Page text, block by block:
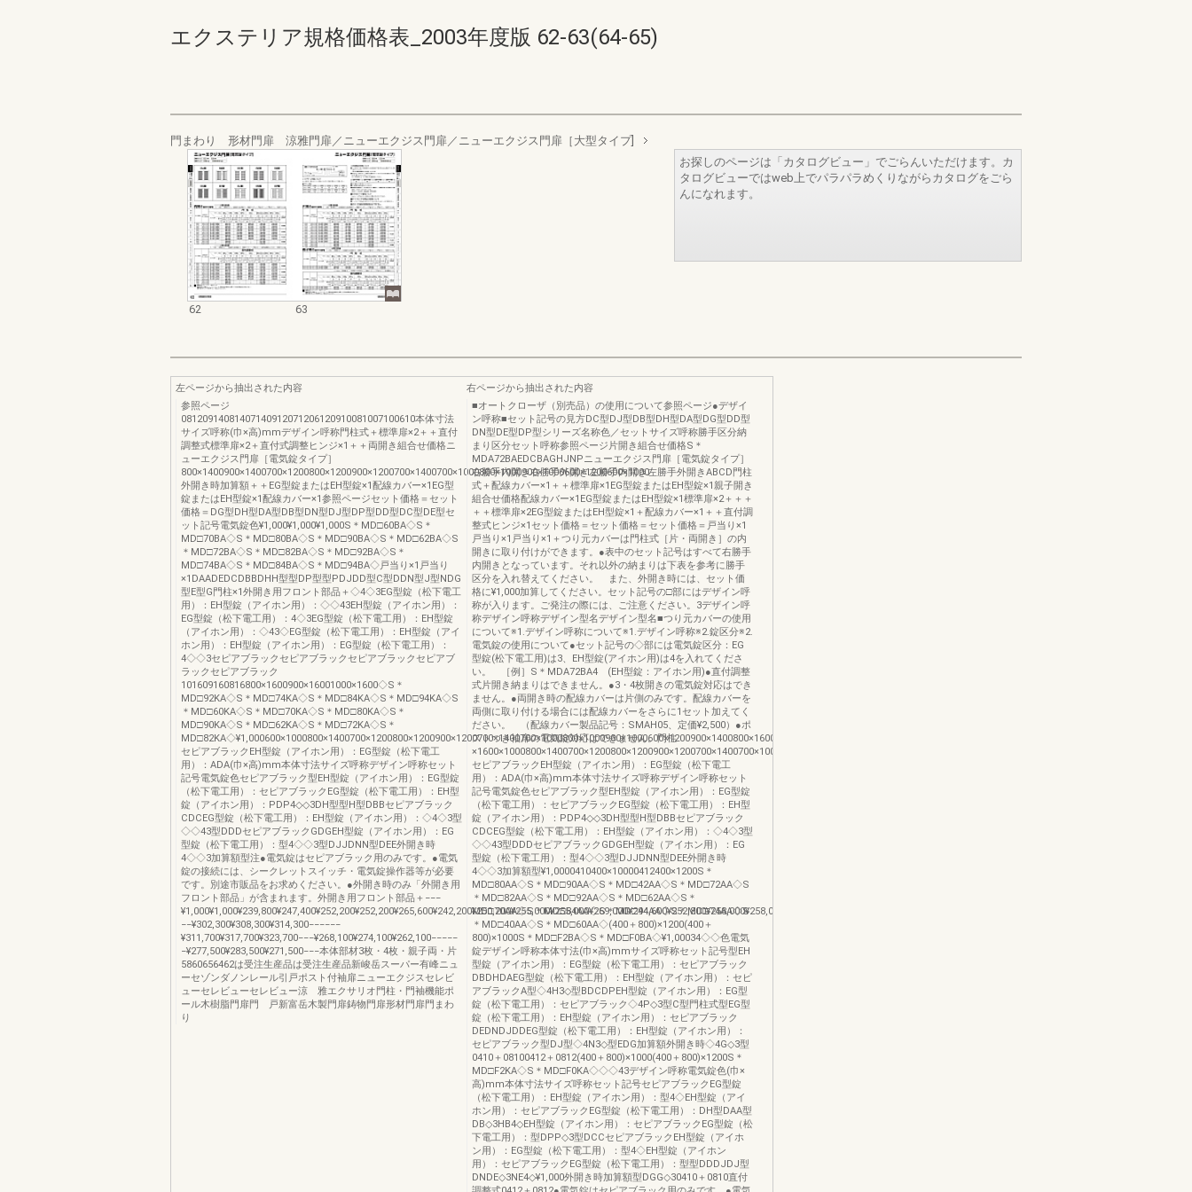
エクステリア規格価格表_2003年度版 62-63(64-65)
門まわり 形材門扉 涼雅門扉／ニューエクジス門扉／ニューエクジス門扉［大型タイプ]
62 63
お探しのページは「カタログビュー」でごらんいただけます。カ
タログビューではweb上でパラパラめくりながらカタログをごら
んになれます。
左ページから抽出された内容
参照ページ
08120914081407140912071206120910081007100610本体寸法
サイズ呼称(巾×高)mmデザイン呼称門柱式＋標準扉×2＋＋直付
調整式標準扉×2＋直付式調整ヒンジ×1＋＋両開き組合せ価格ニ
ューエクジス門扉［電気錠タイプ］
800×1400900×1400700×1200800×1200900×1200700×1400700×1000800×1000900×1000600×1200600×1000
外開き時加算額＋＋EG型錠またはEH型錠×1配線カバー×1EG型
錠またはEH型錠×1配線カバー×1参照ページセット価格＝セット
価格＝DG型DH型DA型DB型DN型DJ型DP型DD型DC型DE型セ
ット記号電気錠色¥1,000¥1,000¥1,000S＊MD□60BA◇S＊
MD□70BA◇S＊MD□80BA◇S＊MD□90BA◇S＊MD□62BA◇S
＊MD□72BA◇S＊MD□82BA◇S＊MD□92BA◇S＊
MD□74BA◇S＊MD□84BA◇S＊MD□94BA◇戸当り×1戸当り
×1DAADEDCDBBDHH型型DP型型PDJDD型C型DDN型J型NDG
型E型G門柱×1外開き用フロント部品＋◇4◇3EG型錠（松下電工
用）：EH型錠（アイホン用）：◇◇43EH型錠（アイホン用）：
EG型錠（松下電工用）：4◇3EG型錠（松下電工用）：EH型錠
（アイホン用）：◇43◇EG型錠（松下電工用）：EH型錠（アイ
ホン用）：EH型錠（アイホン用）：EG型錠（松下電工用）：
4◇◇3セピアブラックセピアブラックセピアブラックセピアブ
ラックセピアブラック
101609160816800×1600900×16001000×1600◇S＊
MD□92KA◇S＊MD□74KA◇S＊MD□84KA◇S＊MD□94KA◇S
＊MD□60KA◇S＊MD□70KA◇S＊MD□80KA◇S＊
MD□90KA◇S＊MD□62KA◇S＊MD□72KA◇S＊
セピアブラックEH型錠（アイホン用）：EG型錠（松下電工
用）：ADA(巾×高)mm本体寸法サイズ呼称デザイン呼称セット
記号電気錠色セピアブラック型EH型錠（アイホン用）：EG型錠
（松下電工用）：セピアブラックEG型錠（松下電工用）：EH型
錠（アイホン用）：PDP4◇◇3DH型型H型DBBセピアブラック
CDCEG型錠（松下電工用）：EH型錠（アイホン用）：◇4◇3型
◇◇43型DDDセピアブラックGDGEH型錠（アイホン用）：EG
型錠（松下電工用）：型4◇◇3型DJJDNN型DEE外開き時
4◇◇3加算額型注●電気錠はセピアブラック用のみです。●電気
錠の接続には、シークレットスイッチ・電気錠操作器等が必要
です。別途市販品をお求めください。●外開き時のみ「外開き用
フロント部品」が含まれます。外開き用フロント部品＋−−−
−−¥302,300¥308,300¥314,300−−−−−−
¥311,700¥317,700¥323,700−−−¥268,100¥274,100¥262,100−−−−−
−¥277,500¥283,500¥271,500−−−本体部材3枚・4枚・親子両・片
5860656462は受注生産品は受注生産品新峻岳スーパー有峰ニュ
ーセゾンダノンレール引戸ポスト付袖扉ニューエクジスセレビ
ューセレビューセレビュー涼 雅エクサリオ門柱・門袖機能ポ
ール木樹脂門扉門 戸新富岳木製門扉鋳物門扉形材門扉門まわ
り
右ページから抽出された内容
■オートクローザ（別売品）の使用について参照ページ●デザイ
ン呼称■セット記号の見方DC型DJ型DB型DH型DA型DG型DD型
DN型DE型DP型シリーズ名称色／セットサイズ呼称勝手区分納
まり区分セット呼称参照ページ片開き組合せ価格S＊
MDA72BAEDCBAGHJNPニューエクジス門扉［電気錠タイプ］
右勝手内開き右勝手外開き左勝手内開き左勝手外開きABCD門柱
式＋配線カバー×1＋＋標準扉×1EG型錠またはEH型錠×1親子開き
組合せ価格配線カバー×1EG型錠またはEH型錠×1標準扉×2＋＋＋
＋＋標準扉×2EG型錠またはEH型錠×1＋配線カバー×1＋＋直付調
整式ヒンジ×1セット価格＝セット価格＝セット価格＝戸当り×1
戸当り×1戸当り×1＋つり元カバーは門柱式［片・両開き］の内
開きに取り付けができます。●表中のセット記号はすべて右勝手
内開きとなっています。それ以外の納まりは下表を参考に勝手
区分を入れ替えてください。 また、外開き時には、セット価
格に¥1,000加算してください。セット記号の□部にはデザイン呼
称が入ります。ご発注の際には、ご注意ください。3デザイン呼
称デザイン呼称デザイン型名デザイン型名■つり元カバーの使用
について※1.デザイン呼称について※1.デザイン呼称※2.錠区分※2.
電気錠の使用について●セット記号の◇部には電気錠区分：EG
型錠(松下電工用)は3、EH型錠(アイホン用)は4を入れてくださ
い。 ［例］S＊MDA72BA4 (EH型錠：アイホン用)●直付調整
式片開き納まりはできません。●3・4枚開きの電気錠対応はでき
ません。●両開き時の配線カバーは片側のみです。配線カバーを
両側に取り付ける場合には配線カバーをさらに1セット加えてく
ださい。 （配線カバー製品記号：SMAH05、定価¥2,500）●ポ
ストつき袖扉の電気錠対応はできません。門柱
セピアブラックEH型錠（アイホン用）：EG型錠（松下電工
用）：ADA(巾×高)mm本体寸法サイズ呼称デザイン呼称セット
記号電気錠色セピアブラック型EH型錠（アイホン用）：EG型錠
（松下電工用）：セピアブラックEG型錠（松下電工用）：EH型
錠（アイホン用）：PDP4◇◇3DH型型H型DBBセピアブラック
CDCEG型錠（松下電工用）：EH型錠（アイホン用）：◇4◇3型
◇◇43型DDDセピアブラックGDGEH型錠（アイホン用）：EG
型錠（松下電工用）：型4◇◇3型DJJDNN型DEE外開き時
4◇◇3加算額型¥1,0000410400×10000412400×1200S＊
MD□80AA◇S＊MD□90AA◇S＊MD□42AA◇S＊MD□72AA◇S
＊MD□82AA◇S＊MD□92AA◇S＊MD□62AA◇S＊
MD□70AA◇S＊MD□84AA◇S＊MD□94AA◇S＊MD□74AA◇S
＊MD□40AA◇S＊MD□60AA◇(400＋800)×1200(400＋
800)×1000S＊MD□F2BA◇S＊MD□F0BA◇¥1,00034◇◇色電気
錠デザイン呼称本体寸法(巾×高)mmサイズ呼称セット記号型EH
型錠（アイホン用）：EG型錠（松下電工用）：セピアブラック
DBDHDAEG型錠（松下電工用）：EH型錠（アイホン用）：セピ
アブラックA型◇4H3◇型BDCDPEH型錠（アイホン用）：EG型
錠（松下電工用）：セピアブラック◇4P◇3型C型門柱式型EG型
錠（松下電工用）：EH型錠（アイホン用）：セピアブラック
DEDNDJDDEG型錠（松下電工用）：EH型錠（アイホン用）：
セピアブラック型DJ型◇4N3◇型EDG加算額外開き時◇4G◇3型
0410＋08100412＋0812(400＋800)×1000(400＋800)×1200S＊
MD□F2KA◇S＊MD□F0KA◇◇◇43デザイン呼称電気錠色(巾×
高)mm本体寸法サイズ呼称セット記号セピアブラックEG型錠
（松下電工用）：EH型錠（アイホン用）：型4◇EH型錠（アイ
ホン用）：セピアブラックEG型錠（松下電工用）：DH型DAA型
DB◇3HB4◇EH型錠（アイホン用）：セピアブラックEG型錠（松
下電工用）：型DPP◇3型DCCセピアブラックEH型錠（アイホ
ン用）：EG型錠（松下電工用）：型4◇EH型錠（アイホン
用）：セピアブラックEG型錠（松下電工用）：型型DDDJDJ型
DNDE◇3NE4◇¥1,000外開き時加算額型DGG◇30410＋0810直付